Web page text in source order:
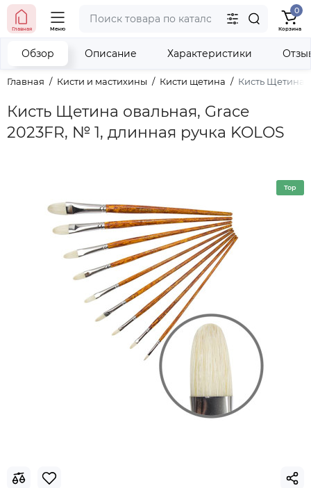
тел. (098) 673-42-06
наши контакты
Главная Меню
0
Корзина
Главная Кисти и мастихины Кисти щетина Кисть Щетина
Кисть Щетина овальная, Grace
2023FR, № 1, длинная ручка KOLOS
Обзор Описание Характеристики
Top